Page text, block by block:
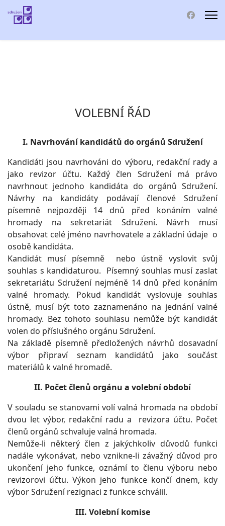
VOLEBNÍ ŘÁD
I. Navrhování kandidátů do orgánů Sdružení
Kandidáti jsou navrhováni do výboru, redakční rady a
jako revizor účtu. Každý člen Sdružení má právo
navrhnout jednoho kandidáta do orgánů Sdružení.
Návrhy na kandidáty podávají členové Sdružení
písemně nejpozději 14 dnů před konáním valné
hromady na sekretariát Sdružení. Návrh musí
obsahovat celé jméno navrhovatele a základní údaje o
osobě kandidáta.
Kandidát musí písemně nebo ústně vyslovit svůj
souhlas s kandidaturou. Písemný souhlas musí zaslat
sekretariátu Sdružení nejméně 14 dnů před konáním
valné hromady. Pokud kandidát vyslovuje souhlas
ústně, musí být toto zaznamenáno na jednání valné
hromady. Bez tohoto souhlasu nemůže být kandidát
volen do příslušného orgánu Sdružení.
Na základě písemně předložených návrhů dosavadní
výbor připraví seznam kandidátů jako součást
materiálů k valné hromadě.
II. Počet členů orgánu a volební období
V souladu se stanovami volí valná hromada na období
dvou let výbor, redakční radu a revizora účtu. Počet
členů orgánů schvaluje valná hromada.
Nemůže-li některý člen z jakýchkoliv důvodů funkci
nadále vykonávat, nebo vznikne-li závažný důvod pro
ukončení jeho funkce, oznámí to členu výboru nebo
revizorovi účtu. Výkon jeho funkce končí dnem, kdy
výbor Sdružení rezignaci z funkce schválil.
III. Volební komise